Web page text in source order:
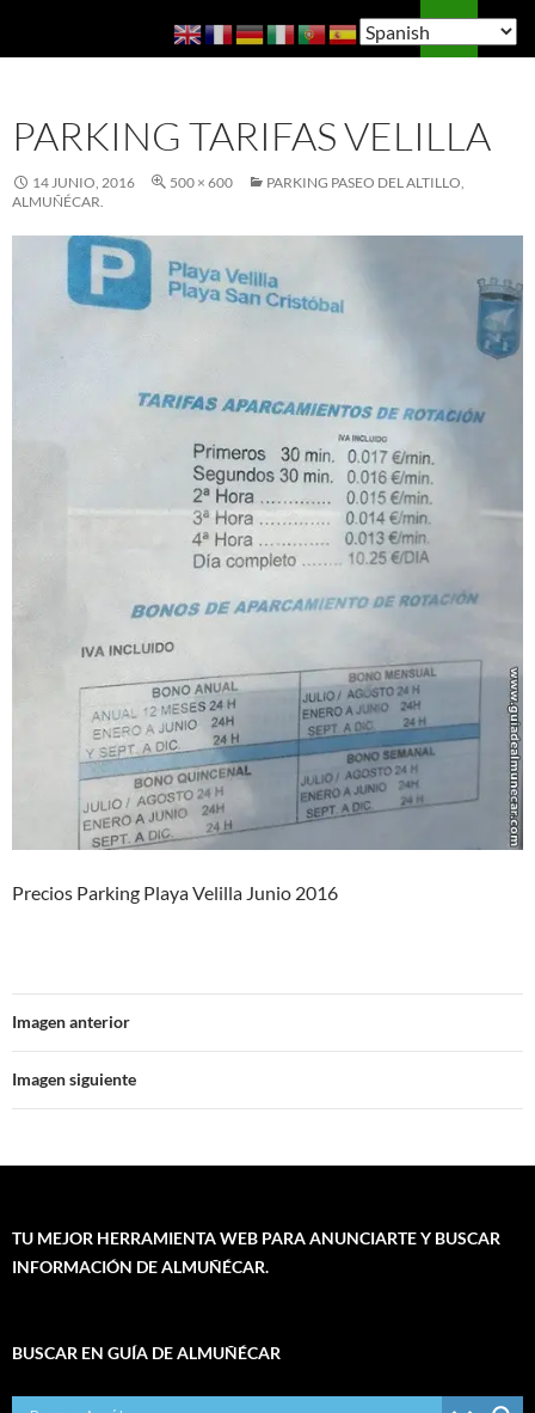
Guía de Almuñécar
PARKING TARIFAS VELILLA
14 JUNIO, 2016 500 × 600
PARKING PASEO DEL ALTILLO,
ALMUÑÉCAR.
Precios Parking Playa Velilla Junio 2016
Imagen anterior
Imagen siguiente
TU MEJOR HERRAMIENTA WEB PARA ANUNCIARTE Y BUSCAR
INFORMACIÓN DE ALMUÑÉCAR.
BUSCAR EN GUÍA DE ALMUÑÉCAR